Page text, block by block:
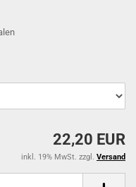
22,20 EUR
inkl. 19% MwSt. zzgl. Versand